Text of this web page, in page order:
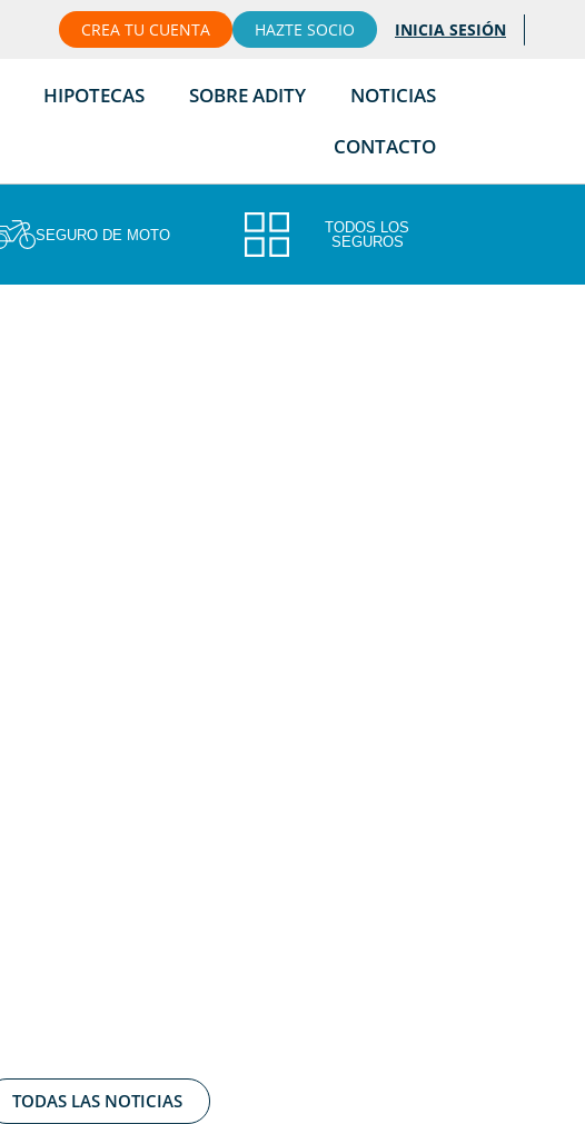
CREA TU CUENTA HAZTE SOCIO INICIA SESIÓN
HIPOTECAS SOBRE ADITY
NOTICIAS
CONTACTO
SEGURO DE MOTO
TODOS LOS
SEGUROS
TODAS LAS NOTICIAS